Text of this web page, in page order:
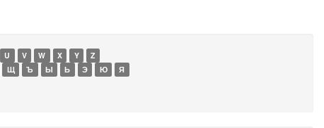
U V W X Y
Z
Щ Ъ Ы Ь Э Ю Я